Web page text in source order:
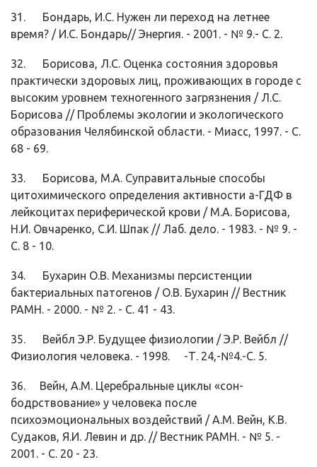
31. Бондарь, И.С. Нужен ли переход на летнее
время? / И.С. Бондарь// Энергия. - 2001. - № 9.- С. 2.
32. Борисова, Л.С. Оценка состояния здоровья
практически здоровых лиц, проживающих в городе с
высоким уровнем техногенного загрязнения / Л.С.
Борисова // Проблемы экологии и экологического
образования Челя­бинской области. - Миасс, 1997. - С.
68 - 69.
33. Борисова, М.А. Суправитальные способы
цитохимического определения активности а-ГДФ в
лейкоцитах периферической крови / М.А. Борисова,
Н.И. Овчаренко, С.И. Шпак // Лаб. дело. - 1983. - № 9. -
С. 8 - 10.
34. Бухарин О.В. Механизмы персистенции
бактериальных патогенов / О.В. Бухарин // Вестник
РАМН. - 2000. - № 2. - С. 41 - 43.
35. Вейбл Э.Р. Будущее физиологии / Э.Р. Вейбл //
Физиология человека. - 1998. -Т. 24,-№4.-С. 5.
36. Вейн, А.М. Церебральные циклы «сон-
бодрствование» у человека после
психоэмоциональных воздействий / А.М. Вейн, К.В.
Судаков, Я.И. Левин и др. // Вестник РАМН. - № 5. -
2001. - С. 20 - 23.